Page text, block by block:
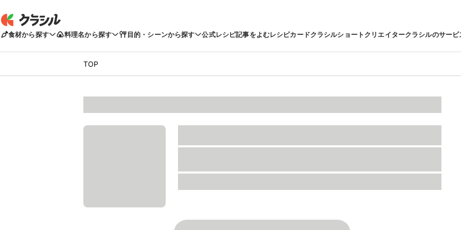
食材から探す 料理名から探す 目的・シーンから探す 公式レシピ記事をよむレシピカードクラシルショートクリエイタークラシルのサービ
TOP